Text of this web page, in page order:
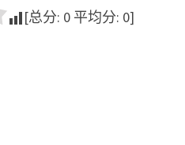
[总分: 0 平均分: 0]